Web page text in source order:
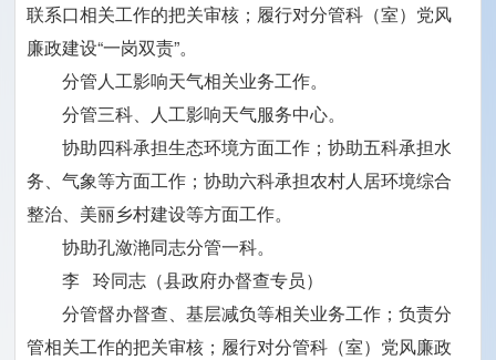
联系口相关工作的把关审核；履行对分管科（室）党风
廉政建设“一岗双责”。
分管人工影响天气相关业务工作。
分管三科、人工影响天气服务中心。
协助四科承担生态环境方面工作；协助五科承担水
务、气象等方面工作；协助六科承担农村人居环境综合
整治、美丽乡村建设等方面工作。
协助孔潋滟同志分管一科。
李 玲同志（县政府办督查专员）
分管督办督查、基层减负等相关业务工作；负责分
管相关工作的把关审核；履行对分管科（室）党风廉政